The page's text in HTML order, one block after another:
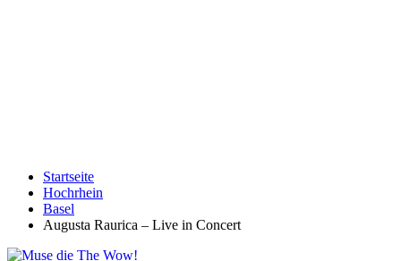
Startseite
Hochrhein
Basel
Augusta Raurica – Live in Concert